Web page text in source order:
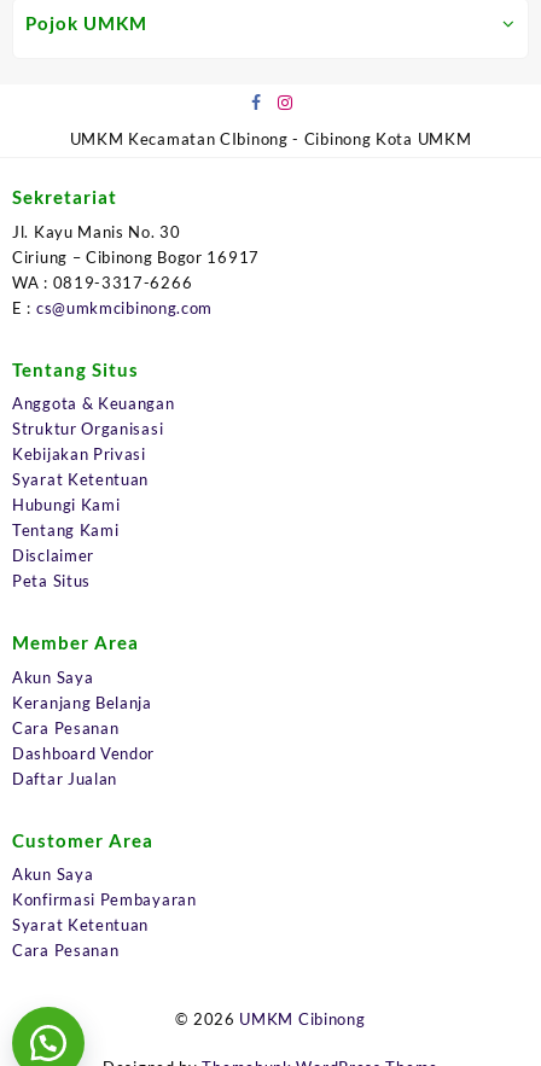
Pojok UMKM
UMKM Kecamatan CIbinong - Cibinong Kota UMKM
Sekretariat
Jl. Kayu Manis No. 30
Ciriung – Cibinong Bogor 16917
WA : 0819-3317-6266
E : cs@umkmcibinong.com
Tentang Situs
Anggota & Keuangan
Struktur Organisasi
Kebijakan Privasi
Syarat Ketentuan
Hubungi Kami
Tentang Kami
Disclaimer
Peta Situs
Member Area
Akun Saya
Keranjang Belanja
Cara Pesanan
Dashboard Vendor
Daftar Jualan
Customer Area
Akun Saya
Konfirmasi Pembayaran
Syarat Ketentuan
Cara Pesanan
© 2026 UMKM Cibinong